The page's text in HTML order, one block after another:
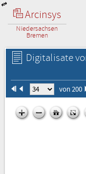
Arcinsys
Niedersachsen
Bremen
Digitalisate
von 200